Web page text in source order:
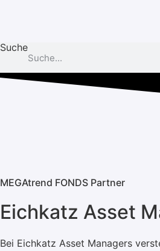
Suche
MEGAtrend FONDS Partner
Eichkatz Asset
Bei Eichkatz Asset Managers